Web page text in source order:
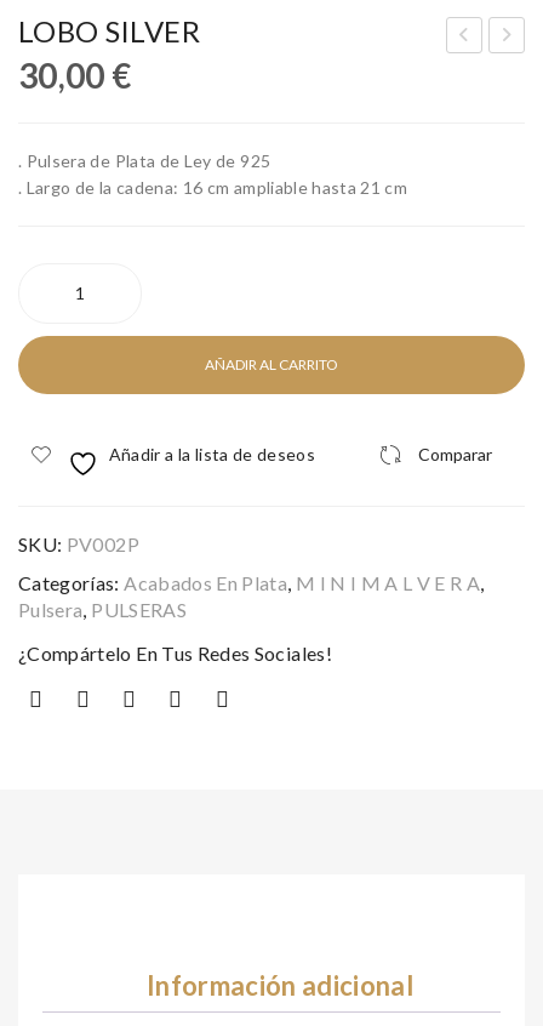
LOBO SILVER
30,00 €
. Pulsera de Plata de Ley de 925
. Largo de la cadena: 16 cm ampliable hasta 21 cm
SILVER
AÑADIR AL CARRITO
Añadir a la lista de deseos Comparar
SKU: PV002P
Categorías:Acabados En Plata, M I N I M A L V E R A,
Pulsera, PULSERAS
¿Compártelo En Tus Redes Sociales!
Información adicional